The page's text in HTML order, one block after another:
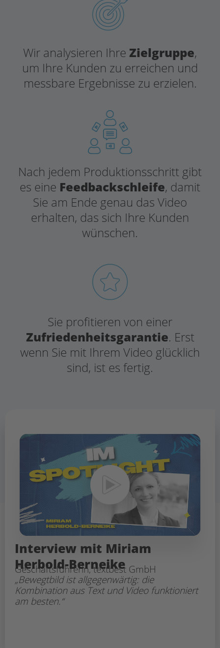
Wir analysieren Ihre Zielgruppe,
um Ihre Kunden zu erreichen und
messbare Ergebnisse zu erzielen.
Nach jedem Produktionsschritt gibt
es eine Feedbackschleife, damit
Sie am Ende genau das Video
erhalten, das sich Ihre Kunden
wünschen.
Sie profitieren von einer
Zufriedenheitsgarantie. Erst
wenn Sie mit Ihrem Video glücklich
sind, ist es fertig.
Interview mit Miriam
Herbold-Berneike
Geschäftsführerin, textbest GmbH
„Bewegtbild ist allgegenwärtig: die
Kombination aus Text und Video funktioniert
am besten.“